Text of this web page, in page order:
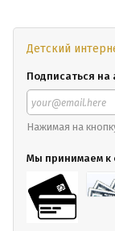
Детский
Подписаться на
Нажимая на
Мы принимаем к